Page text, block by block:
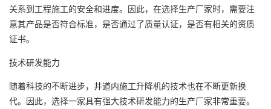
关系到工程施工的安全和进度。因此，在选择生产厂家时，需要注
意其产品是否符合标准，是否通过了质量认证，是否有相关的资质
证书。
技术研发能力
随着科技的不断进步，井道内施工升降机的技术也在不断更新换
代。因此，选择一家具有强大技术研发能力的生产厂家非常重要。